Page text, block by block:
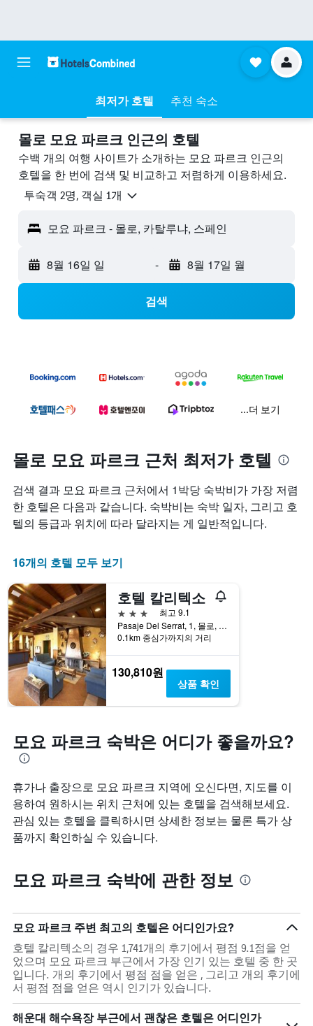
최저가 호텔 추천 숙소
몰로 모요 파르크 ​인근의 호텔
수백 개의 여행 사이트가 소개하는 모요 파르크 인근의
호텔을 한 번에 검색 및 비교하고 저렴하게 이용하세요.
​투숙객 2​명, ​객실 1개
모요 파르크 - 몰로, 카탈루냐, 스페인
8월 16일 일 - 8월 17일 월
검색
...더 보기
몰로 모요 파르크 근처 최저가 호텔
검색 결과 모요 파르크 근처에서 1박당 숙박비가 가장 저렴
한 호텔은 다음과 같습니다. 숙박비는 숙박 일자, 그리고 호
텔의 등급과 위치에 따라 달라지는 게 일반적입니다.
16개의 호텔 모두 보기
호텔 칼리텍소
3성급
최고 9.1
Pasaje Del Serrat, 1, 몰로, 카탈루냐, 스페인
0.1km 중심가까지의 거리
130,810원
상품 확인
모요 파르크 숙박은 어디가 좋을까요?
휴가나 출장으로 모요 파르크 지역에 오신다면, 지도를 이
용하여 원하시는 위치 근처에 있는 호텔을 검색해보세요.
관심 있는 호텔을 클릭하시면 상세한 정보는 물론 특가 상
품까지 확인하실 수 있습니다.
모요 파르크 숙박에 관한 정보
모요 파르크 주변 최고의 호텔은 어디인가요?
호텔 칼리텍소의 경우 1,741개의 후기에서 평점 9.1점을 얻
었으며 모요 파르크 부근에서 가장 인기 있는 호텔 중 한 곳
입니다. 개의 후기에서 평점 점을 얻은 , 그리고 개의 후기에
서 평점 점을 얻은 역시 인기가 있습니다.
해운대 해수욕장 부근에서 괜찮은 호텔은 어디인가